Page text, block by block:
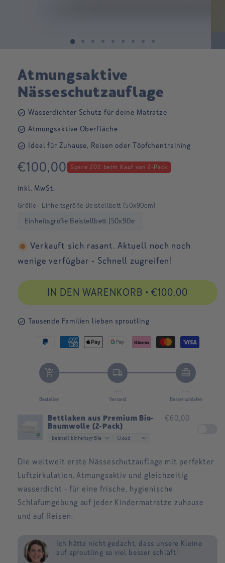
Atmungsaktive
Nässeschutzauflage
check_circle Wasserdichter Schutz für deine Matratze
check_circle Atmungsaktive Oberfläche
check_circle Ideal für Zuhause, Reisen oder Töpfchentraining
Normaler
€100,00 Spare 20% beim Kauf von 2-Pack
inkl. MwSt.
Größe - Einheitsgröße Beistellbett (50x90cm)
Verkauft sich rasant. Aktuell noch noch
wenige verfügbar - Schnell zugreifen!
IN DEN WARENKORB • €100,00
check_circle Tausende Familien lieben sproutling
Paypal
payment
method
American
payment
Apple
payment
Google
pay
payment
Klarna
method
Master
payment
method
Visa
payment
method
add_shopping_cart
-
Bestellen
local_shipping
- - -
Versand
redeem
- - -
Besser schlafen
Bettlaken aus Premium Bio-
Baumwolle (2-Pack)
€60,00
Die weltweit erste Nässeschutzauflage mit perfekter
Luftzirkulation. Atmungsaktiv und gleichzeitig
wasserdicht - für eine frische, hygienische
Schlafumgebung auf jeder Kindermatratze zuhause
und auf Reisen.
Ich hätte nicht gedacht, dass unsere Kleine
auf sproutling so viel besser schläft!
Wir können nachts wieder schlafen und
fühlen uns so viel besser!
Kein Vergleich zu vorher, wo wir Sorge um
unseren Kleinen im Schlaf hatten!